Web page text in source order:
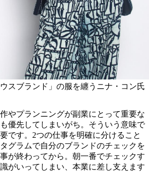
スブランド」の服を纏うニナ・コン氏
やプランニングが副業にとって重要な
優先してしまいがち。そういう意味で
です。2つの仕事を明確に分けること
グラムで自分のブランドのチェックを
が終わってから。朝一番でチェックす
がいってしまい、本業に差し支えます